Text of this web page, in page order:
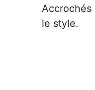
Accrochés
le style.